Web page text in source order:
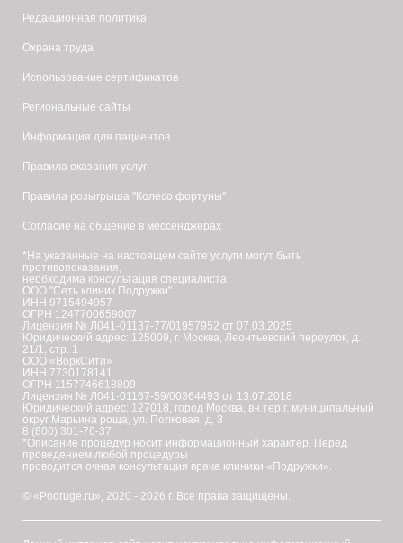
Редакционная политика
Охрана труда
Использование сертификатов
Региональные сайты
Информация для пациентов
Правила оказания услуг
Правила розыгрыша "Колесо фортуны"
Согласие на общение в мессенджерах
*На указанные на настоящем сайте услуги могут быть
противопоказания,
необходима консультация специалиста
ООО "Сеть клиник Подружки"
ИНН 9715494957
ОГРН 1247700659007
Лицензия № Л041-01137-77/01957952 от 07.03.2025
Юридический адрес: 125009, г. Москва, Леонтьевский переулок, д.
21/1, стр. 1
ООО «ВоркСити»
ИНН 7730178141
ОГРН 1157746618809
Лицензия № Л041-01167-59/00364493 от 13.07.2018
Юридический адрес: 127018, город Москва, вн.тер.г. муниципальный
округ Марьина роща, ул. Полковая, д. 3
8 (800) 301-76-37
*Описание процедур носит информационный характер. Перед
проведением любой процедуры
проводится очная консультация врача клиники «Подружки».
© «Podruge.ru», 2020 - 2026 г. Все права защищены.